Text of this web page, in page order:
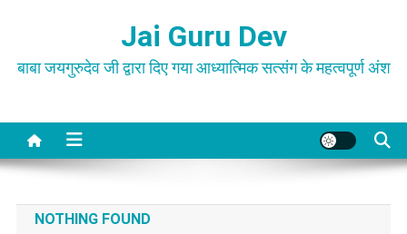
content
Jai Guru Dev
बाबा जयगुरुदेव जी द्वारा दिए गया आध्यात्मिक सत्संग के महत्वपूर्ण अंश
NOTHING FOUND